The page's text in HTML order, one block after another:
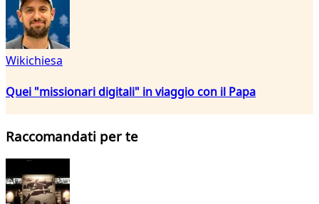
Wikichiesa
Quei "missionari digitali" in viaggio con il Papa
Raccomandati per te